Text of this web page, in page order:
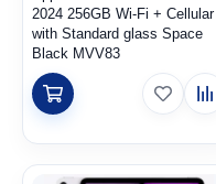
2024 256GB Wi-Fi + Cellular
with Standard glass Space
Black MVV83